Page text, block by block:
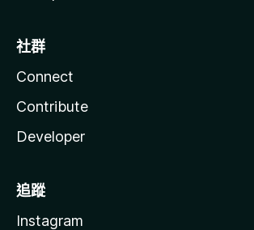
社群
Connect
Contribute
Developer
追蹤
Instagram